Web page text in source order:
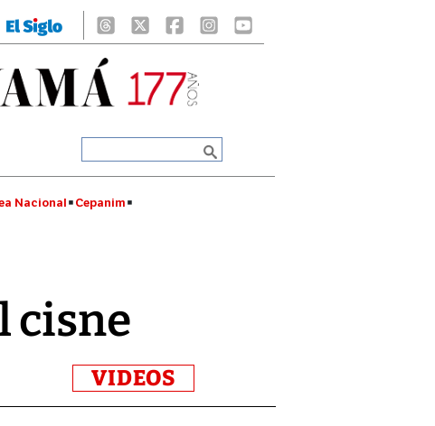
Nacional Cepanim
cisne
VIDEOS